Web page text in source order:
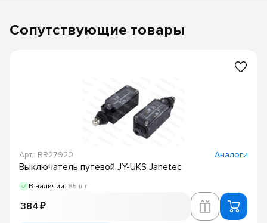
Сопутствующие товары
Арт.: RR27920 Аналоги
Выключатель путевой JY-UKS Janetec
В наличии: 85 шт
384 ₽